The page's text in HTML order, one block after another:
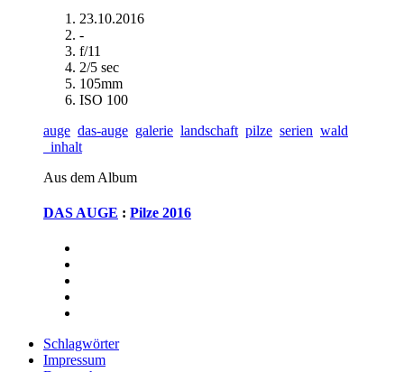
23.10.2016
-
f/11
2/5 sec
105mm
ISO 100
auge das-auge galerie landschaft pilze serien wald
_inhalt
Aus dem Album
DAS AUGE : Pilze 2016
Schlagwörter
Impressum